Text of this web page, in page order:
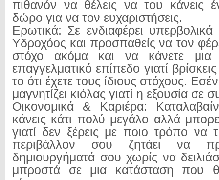
πιθανόν να θέλεις να του κάνεις
δώρο για να τον ευχαριστήσεις.
Ερωτικά: Σε ενδιαφέρει
Υδροχόος και προσπαθείς να τον
στόχο ακόμα και να κάνετε μια
επαγγελματικό επίπεδο γιατί
το ότι έχετε τους ίδιους στόχους.
μαγνητίζει κιόλας γιατί η εξουσία σε
Οικονομικά & Καριέρα:
κάνεις κάτι πολύ μεγάλο αλλά
γιατί δεν ξέρεις με ποιο τρόπο να
περιβάλλον σου ζητάει να
δημιουργήματά σου χωρίς να
μπροστά σε μια κατάσταση που